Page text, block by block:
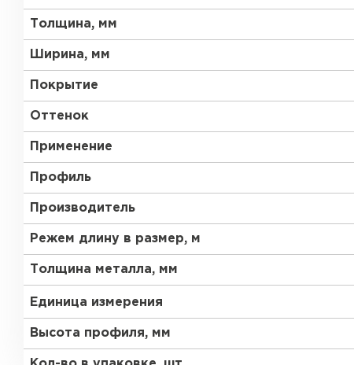
Толщина, мм
Ширина, мм
Покрытие
Оттенок
Применение
Профиль
Производитель
Режем длину в размер, м
Толщина металла, мм
Единица измерения
Высота профиля, мм